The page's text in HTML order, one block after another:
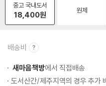
중고 국내도서
18,400원 원제
배송비
새마음책방에서 직접배송
도서산간/제주지역의 경우 추가